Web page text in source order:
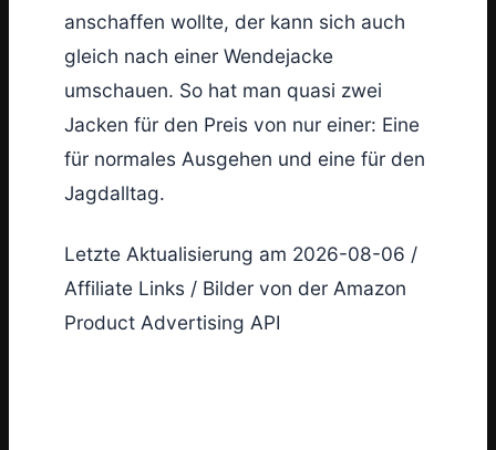
anschaffen wollte, der kann sich auch
gleich nach einer Wendejacke
umschauen. So hat man quasi zwei
Jacken für den Preis von nur einer: Eine
für normales Ausgehen und eine für den
Jagdalltag.
Letzte Aktualisierung am 2026-08-06 /
Affiliate Links / Bilder von der Amazon
Product Advertising API